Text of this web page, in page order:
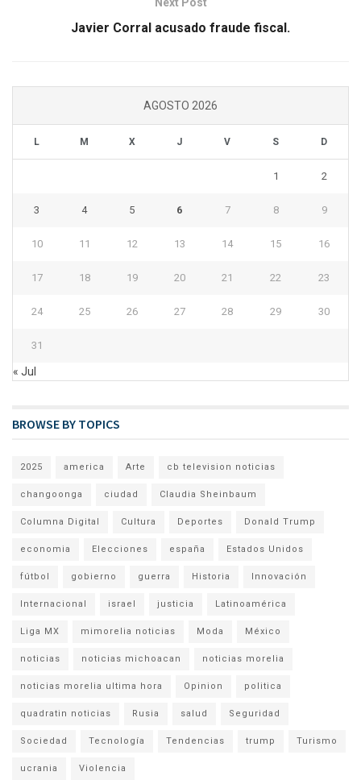
Next Post
Javier Corral acusado fraude fiscal.
AGOSTO 2026
L M X J V S D
1 2
3 4 5 6 7 8 9
10 11 12 13 14 15 16
17 18 19 20 21 22 23
24 25 26 27 28 29 30
31
« Jul
BROWSE BY TOPICS
2025 america Arte cb television noticias
changoonga ciudad Claudia Sheinbaum
Columna Digital Cultura Deportes Donald Trump
economia Elecciones españa Estados Unidos
fútbol gobierno guerra Historia Innovación
Internacional israel justicia Latinoamérica
Liga MX mimorelia noticias Moda México
noticias noticias michoacan noticias morelia
noticias morelia ultima hora Opinion politica
quadratin noticias Rusia salud Seguridad
Sociedad Tecnología Tendencias trump Turismo
ucrania Violencia